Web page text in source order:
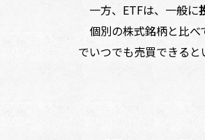
一方、ETFは、一般に
個別の株式銘柄と比べ
でいつでも売買できると